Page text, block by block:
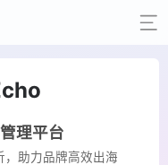
理平台
，助力品牌高效出海